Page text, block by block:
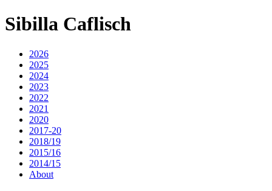
Sibilla Caflisch
2026
2025
2024
2023
2022
2021
2020
2017-20
2018/19
2015/16
2014/15
About